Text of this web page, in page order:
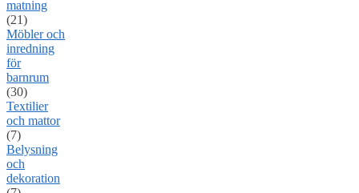
matning
(21)
Möbler och
inredning
för
barnrum
(30)
Textilier
och mattor
(7)
Belysning
och
dekoration